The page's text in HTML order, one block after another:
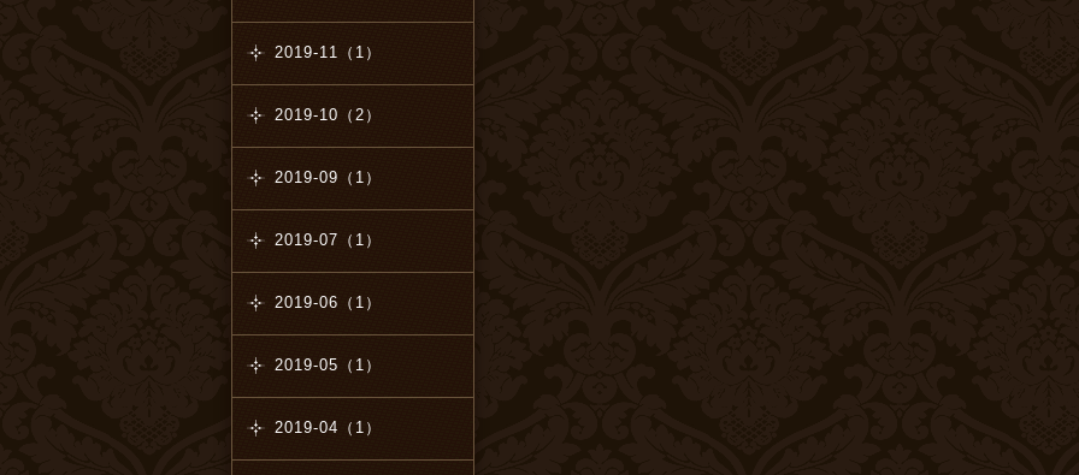
2019-11（1）
2019-10（2）
2019-09（1）
2019-07（1）
2019-06（1）
2019-05（1）
2019-04（1）